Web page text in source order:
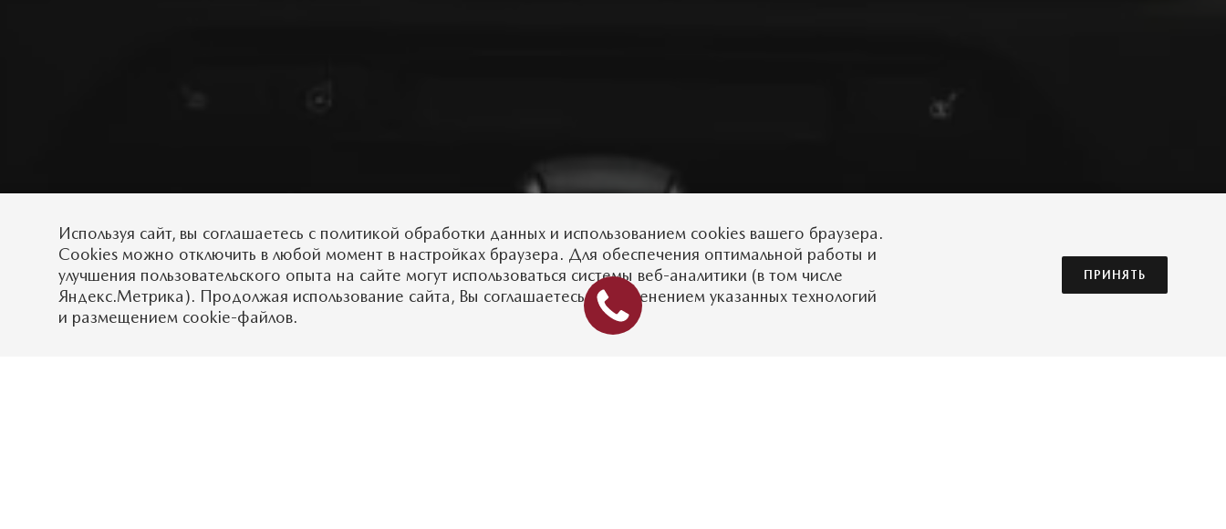
Используя сайт, вы соглашаетесь с политикой обработки данных и использованием cookies вашего браузера.
Cookies можно отключить в любой момент в настройках браузера. Для обеспечения оптимальной работы и
улучшения пользовательского опыта на сайте могут использоваться системы веб-аналитики (в том числе
Яндекс.Метрика). Продолжая использование сайта, Вы соглашаетесь с применением указанных технологий
и размещением cookie-файлов.
ПРИНЯТЬ